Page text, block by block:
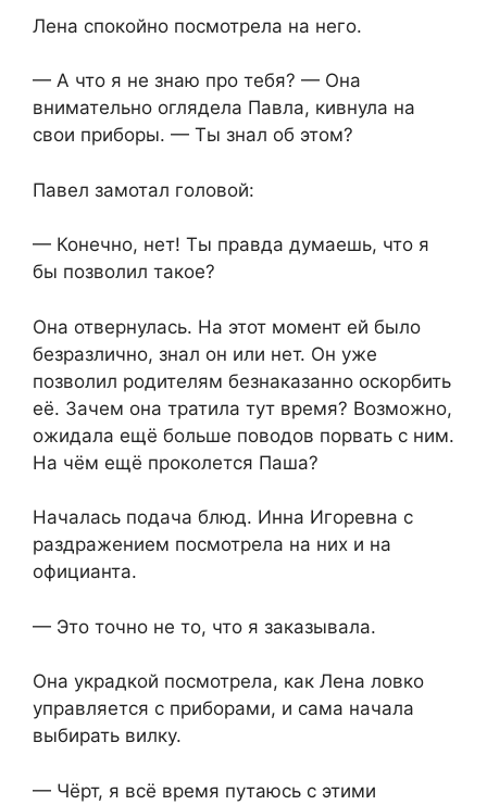
Лена спокойно посмотрела на него.
— А что я не знаю про тебя? — Она
внимательно оглядела Павла, кивнула на
свои приборы. — Ты знал об этом?
Павел замотал головой:
— Конечно, нет! Ты правда думаешь, что я
бы позволил такое?
Она отвернулась. На этот момент ей было
безразлично, знал он или нет. Он уже
позволил родителям безнаказанно оскорбить
её. Зачем она тратила тут время? Возможно,
ожидала ещё больше поводов порвать с ним.
На чём ещё проколется Паша?
Началась подача блюд. Инна Игоревна с
раздражением посмотрела на них и на
официанта.
— Это точно не то, что я заказывала.
Она украдкой посмотрела, как Лена ловко
управляется с приборами, и сама начала
выбирать вилку.
— Чёрт, я всё время путаюсь с этими